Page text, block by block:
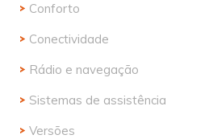
Conforto
Conectividade
Rádio e navegação
Sistemas de assistência
Versões